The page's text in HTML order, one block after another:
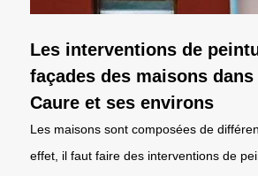
Les interventions de
façades des maisons
Caure et ses environs
Les maisons sont composées de
effet, il faut faire des interventions de